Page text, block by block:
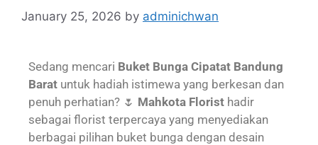
January 25, 2026 by adminichwan
Sedang mencari Buket Bunga Cipatat Bandung
Barat untuk hadiah istimewa yang berkesan dan
penuh perhatian? 🌷 Mahkota Florist hadir
sebagai florist terpercaya yang menyediakan
berbagai pilihan buket bunga dengan desain